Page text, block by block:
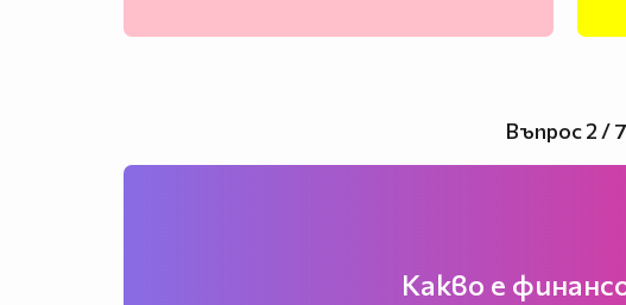
Въпрос 2 / 7
Какво е